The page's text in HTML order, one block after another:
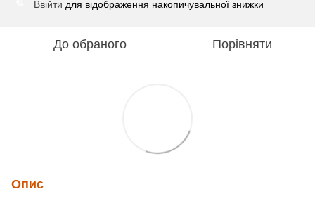
Ввійти для відображення накопичувальної знижки
До обраного Порівняти
Опис